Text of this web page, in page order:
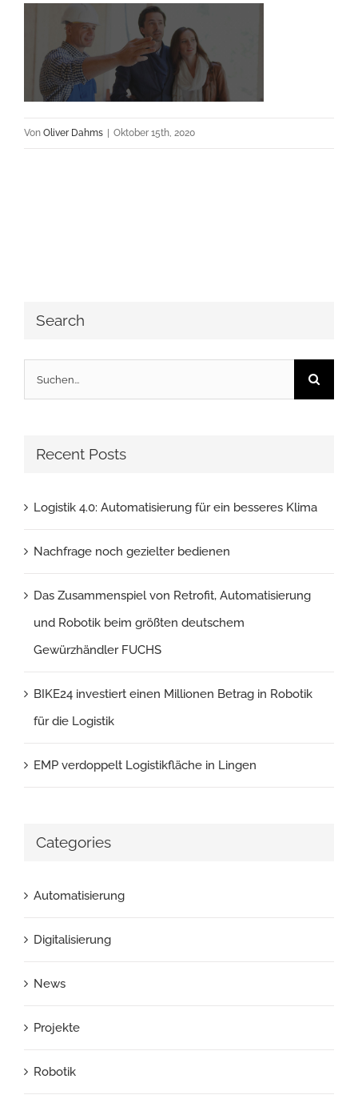
Von Oliver Dahms Oktober 15th, 2020
Search
Suche
nach:
Recent Posts
Logistik 4.0: Automatisierung für ein besseres Klima
Nachfrage noch gezielter bedienen
Das Zusammenspiel von Retrofit, Automatisierung
und Robotik beim größten deutschem
Gewürzhändler FUCHS
BIKE24 investiert einen Millionen Betrag in Robotik
für die Logistik
EMP verdoppelt Logistikfläche in Lingen
Categories
Automatisierung
Digitalisierung
News
Projekte
Robotik